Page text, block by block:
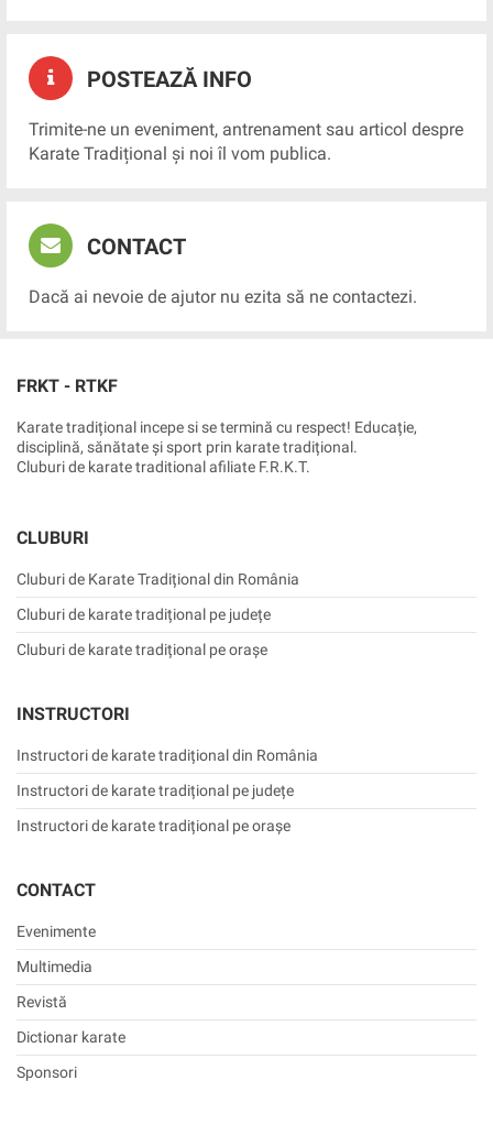
POSTEAZĂ INFO
Trimite-ne un eveniment, antrenament sau articol despre
Karate Tradițional și noi îl vom publica.
CONTACT
Dacă ai nevoie de ajutor nu ezita să ne contactezi.
FRKT - RTKF
Karate tradițional incepe si se termină cu respect! Educație,
disciplină, sănătate și sport prin karate tradițional.
Cluburi de karate traditional afiliate F.R.K.T.
CLUBURI
Cluburi de Karate Tradițional din România
Cluburi de karate tradițional pe județe
Cluburi de karate tradițional pe orașe
INSTRUCTORI
Instructori de karate tradițional din România
Instructori de karate tradițional pe județe
Instructori de karate tradițional pe orașe
CONTACT
Evenimente
Multimedia
Revistă
Dictionar karate
Sponsori